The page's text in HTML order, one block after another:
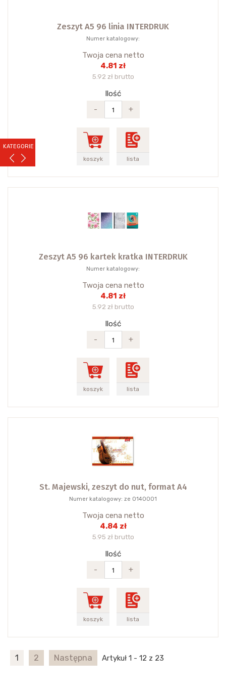
KATEGORIE
Zeszyt A5 96 linia INTERDRUK
Numer katalogowy:
Twoja cena netto
4.81 zł
5.92 zł brutto
Ilość
-
+
koszyk lista
Zeszyt A5 96 kartek kratka INTERDRUK
Numer katalogowy:
Twoja cena netto
4.81 zł
5.92 zł brutto
Ilość
-
+
koszyk lista
St. Majewski, zeszyt do nut, format A4
Numer katalogowy: ze 0140001
Twoja cena netto
4.84 zł
5.95 zł brutto
Ilość
-
+
koszyk lista
1 2 Następna Artykuł 1 - 12 z 23